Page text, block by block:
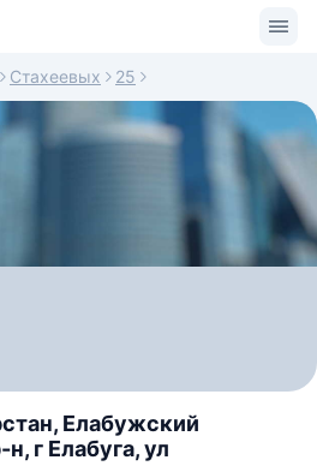
Стахеевых 25
Елабужский
г Елабуга, ул